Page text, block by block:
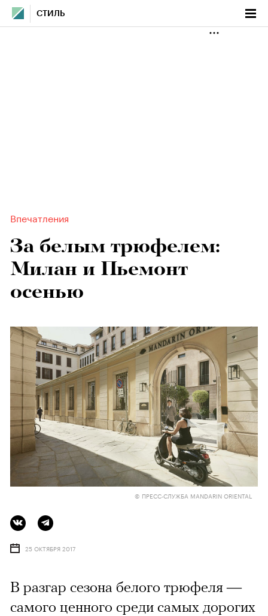
СТИЛЬ
Впечатления
За белым трюфелем:
Милан и Пьемонт
осенью
© ПРЕСС-СЛУЖБА MANDARIN ORIENTAL
25 ОКТЯБРЯ 2017
В разгар сезона белого трюфеля —
самого ценного среди самых дорогих